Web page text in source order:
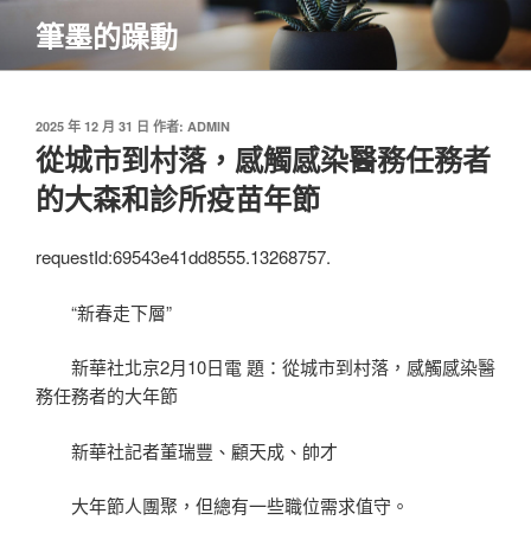
主
筆墨的躁動
發
佈
於
2025 年 12 月 31 日 作者: ADMIN
從城市到村落，感觸感染醫務任務者
的大森和診所疫苗年節
requestId:69543e41dd8555.13268757.
“新春走下層”
新華社北京2月10日電 題：從城市到村落，感觸感染醫
務任務者的大年節
新華社記者董瑞豐、顧天成、帥才
大年節人團聚，但總有一些職位需求值守。